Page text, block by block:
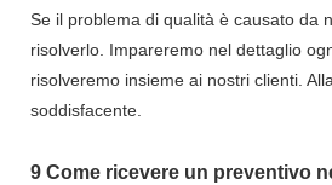
Se il problema di qualità è causato da
risolverlo. Impareremo nel dettaglio
risolveremo insieme ai nostri clienti.
soddisfacente.
9 Come ricevere un preventivo